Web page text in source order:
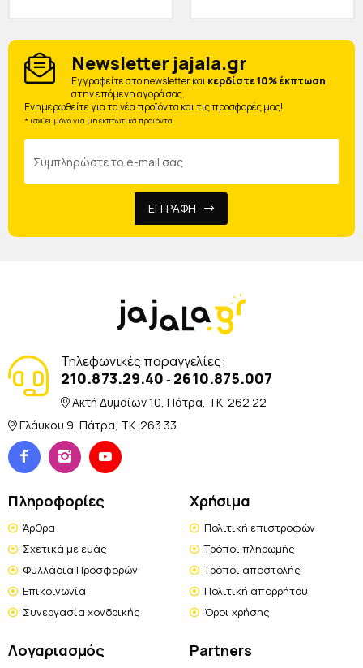
Newsletter jajala.gr
Eγγραφείτε στο newsletter καικερδίστε 10% έκπτωση
στην επόμενη αγορά σας.
Ενημερωθείτε για τα νέα προϊόντα και τις προσφορές μας!
* ισχύει μόνο για μη εκπτωτικά προϊόντα
ΕΓΓΡΑΦΗ
Τηλεφωνικές παραγγελίες:
210.873.29.40 - 2610.875.007
Ακτή Δυμαίων 10, Πάτρα, TK. 262 22
Γλάυκου 9, Πάτρα, TK. 263 33
Πληροφορίες
Άρθρα
Σχετικά με εμάς
Φυλλάδια Προσφορών
Επικοινωνία
Συνεργασία χονδρικής
Χρήσιμα
Πολιτική επιστροφών
Τρόποι πληρωμής
Τρόποι αποστολής
Πολιτική απορρήτου
Όροι χρήσης
Λογαριασμός Partners